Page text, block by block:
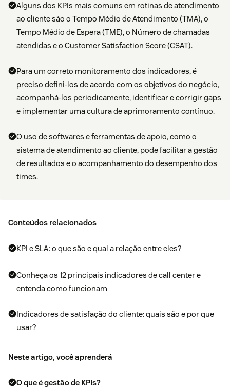
Alguns dos KPIs mais comuns em rotinas de atendimento
ao cliente são o Tempo Médio de Atendimento (TMA), o
Tempo Médio de Espera (TME), o Número de chamadas
atendidas e o Customer Satisfaction Score (CSAT).
Para um correto monitoramento dos indicadores, é
preciso defini-los de acordo com os objetivos do negócio,
acompanhá-los periodicamente, identificar e corrigir gaps
e implementar uma cultura de aprimoramento contínuo.
O uso de softwares e ferramentas de apoio, como o
sistema de atendimento ao cliente, pode facilitar a gestão
de resultados e o acompanhamento do desempenho dos
times.
Conteúdos relacionados
KPI e SLA: o que são e qual a relação entre eles?
Conheça os 12 principais indicadores de call center e
entenda como funcionam
Indicadores de satisfação do cliente: quais são e por que
usar?
Neste artigo, você aprenderá
O que é gestão de KPIs?